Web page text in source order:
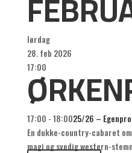
lørdag
28. feb 2026
17:00
17:00 - 18:0025/26 –
En dukke-country-cabaret
magi og svedig western-